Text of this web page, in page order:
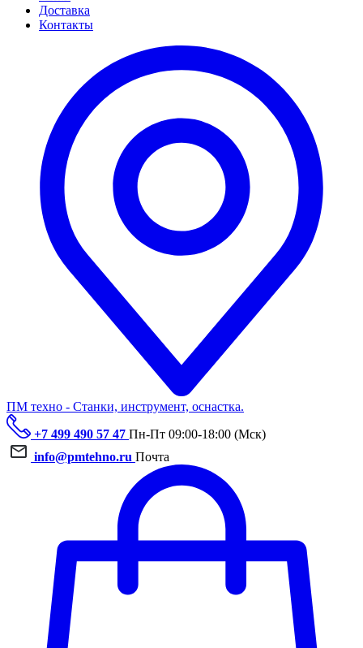
Доставка
Контакты
ПМ техно - Станки, инструмент, оснастка.
+7 499 490 57 47 Пн-Пт 09:00-18:00 (Мск)
info@pmtehno.ru Почта